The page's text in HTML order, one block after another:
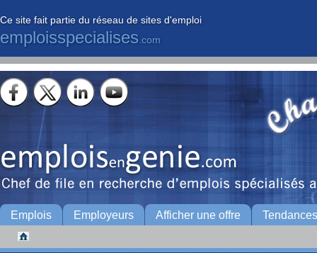
Ce site fait partie du réseau de sites d'emploi
emploisspecialises .com
Emplois Employeurs Afficher une offre Tendances